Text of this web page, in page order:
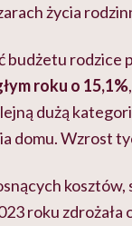
życia
budżetu rodzice
roku o 15,1%
dużą
domu. Wzrost
roku zdrożała